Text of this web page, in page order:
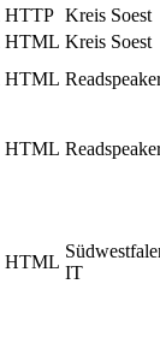
HTTP Kreis Soest
HTML Kreis Soest
HTML
HTML
HTML
IT